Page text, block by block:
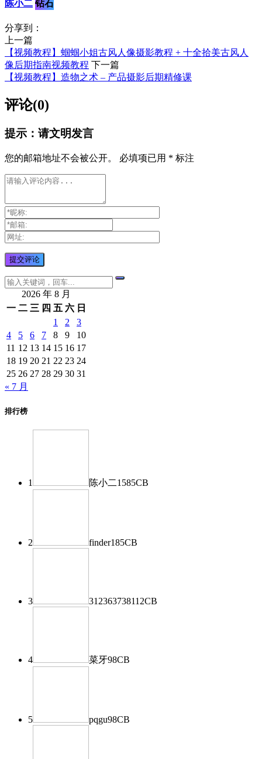
陈小二 钻石
分享到：
上一篇
【视频教程】蝈蝈小姐古风人像摄影教程 + 十全拾美古风人
像后期指南视频教程 下一篇
【视频教程】造物之术 – 产品摄影后期精修课
评论(0)
提示：请文明发言
您的邮箱地址不会被公开。 必填项已用 * 标注
2026 年 8 月
一 二 三 四 五 六 日
1
2
3
4
5 6 7 8 9
10
11 12 13 14 15 16 17
18 19 20 21 22 23 24
25 26 27 28 29 30 31
« 7 月
排行榜
1 陈小二1585CB
2 finder185CB
3 312363738112CB
4 菜牙98CB
5 pqgu98CB